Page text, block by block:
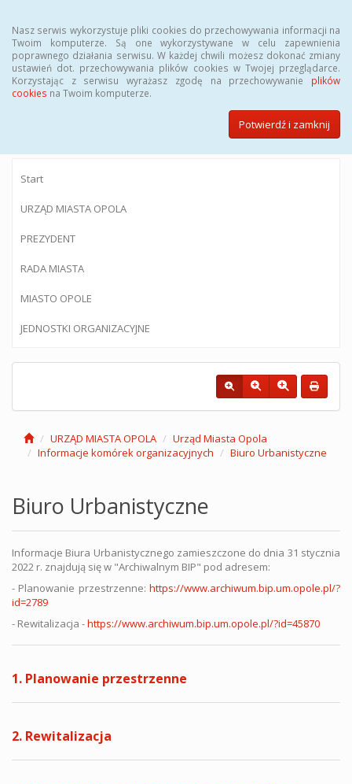
Nasz serwis wykorzystuje pliki cookies do przechowywania informacji na
Twoim komputerze. Są one wykorzystywane w celu zapewnienia
poprawnego działania serwisu. W każdej chwili możesz dokonać zmiany
ustawień dot. przechowywania plików cookies w Twojej przeglądarce.
Korzystając z serwisu wyrażasz zgodę na przechowywanie plików
cookies na Twoim komputerze.
Potwierdź i zamknij
BIULETYN INFORMACJI PUBLICZNEJ
Urzędu Miasta Opola
Start
URZĄD MIASTA OPOLA
PREZYDENT
RADA MIASTA
MIASTO OPOLE
JEDNOSTKI ORGANIZACYJNE
URZĄD MIASTA OPOLA
Urząd Miasta Opola
Informacje komórek organizacyjnych
Biuro Urbanistyczne
Biuro Urbanistyczne
Informacje Biura Urbanistycznego zamieszczone do dnia 31 stycznia
2022 r. znajdują się w "Archiwalnym BIP" pod adresem:
- Planowanie przestrzenne: https://www.archiwum.bip.um.opole.pl/?
id=2789
- Rewitalizacja -https://www.archiwum.bip.um.opole.pl/?id=45870
1. Planowanie przestrzenne
2. Rewitalizacja